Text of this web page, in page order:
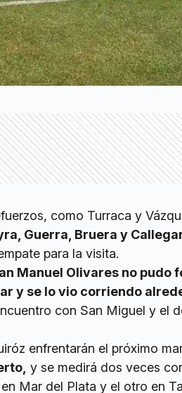
como Turraca y
Guerra, Bruera y
para la visita.
Manuel Olivares no pudo
y se lo vio corriendo
con San Miguel y el
enfrentarán el próximo
y se medirá dos veces
Mar del Plata y el otro en